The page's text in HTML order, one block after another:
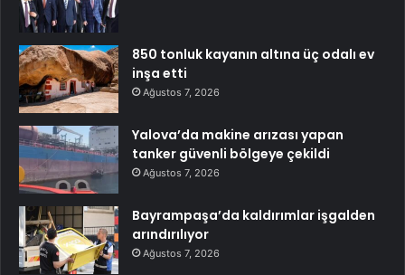
850 tonluk kayanın altına üç odalı ev
inşa etti
Ağustos 7, 2026
Yalova’da makine arızası yapan
tanker güvenli bölgeye çekildi
Ağustos 7, 2026
Bayrampaşa’da kaldırımlar işgalden
arındırılıyor
Ağustos 7, 2026